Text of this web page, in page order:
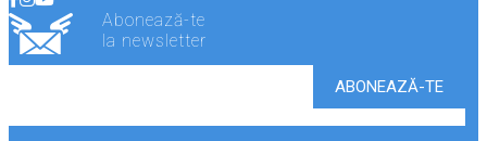
Abonează-te
la newsletter